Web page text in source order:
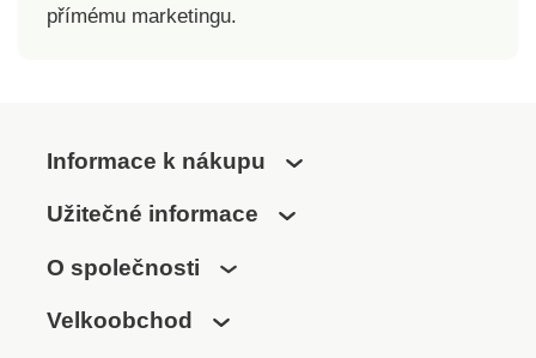
přímému marketingu.
Informace k nákupu
Užitečné informace
O společnosti
Velkoobchod